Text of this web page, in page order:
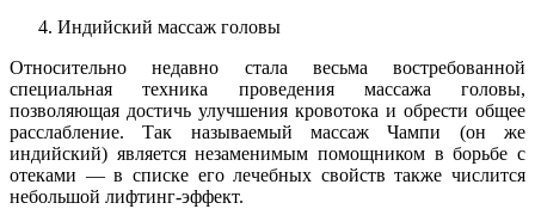
Индийский массаж головы
Относительно недавно стала весьма востребованной
специальная техника проведения массажа головы,
позволяющая достичь улучшения кровотока и обрести общее
расслабление. Так называемый массаж Чампи (он же
индийский) является незаменимым помощником в борьбе с
отеками — в списке его лечебных свойств также числится
небольшой лифтинг-эффект.